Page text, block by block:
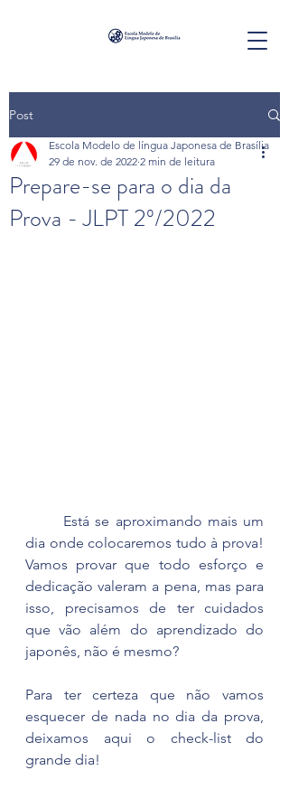
Post
Prepare-se para o dia da
Prova - JLPT 2º/2022
Escola Modelo de língua Japonesa de Brasília
29 de nov. de 2022 2 min de leitura
dia onde colocaremos tudo à prova!
Vamos provar que todo esforço e
dedicação valeram a pena, mas para
isso, precisamos de ter cuidados
que vão além do aprendizado do
japonês, não é mesmo?
Para ter certeza que não vamos
esquecer de nada no dia da prova,
deixamos aqui o check-list do
grande dia!